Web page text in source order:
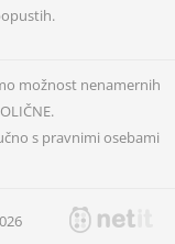
možnost nenamernih
s pravnimi osebami